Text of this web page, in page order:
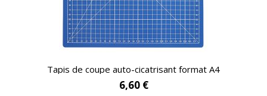
APERÇU RAPIDE
Tapis de coupe auto-cicatrisant format A4
6,60 €